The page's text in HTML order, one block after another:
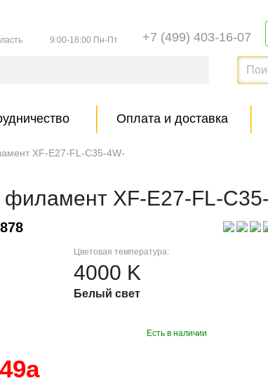
9:00-18:00 Пн-Пт +7 (499) 403-16-07
Оплата и доставка
XF-E27-FL-C35-4W-
XF-E27-FL-
Цветовая температура:
4000 K
Белый свет
a
Есть в наличии